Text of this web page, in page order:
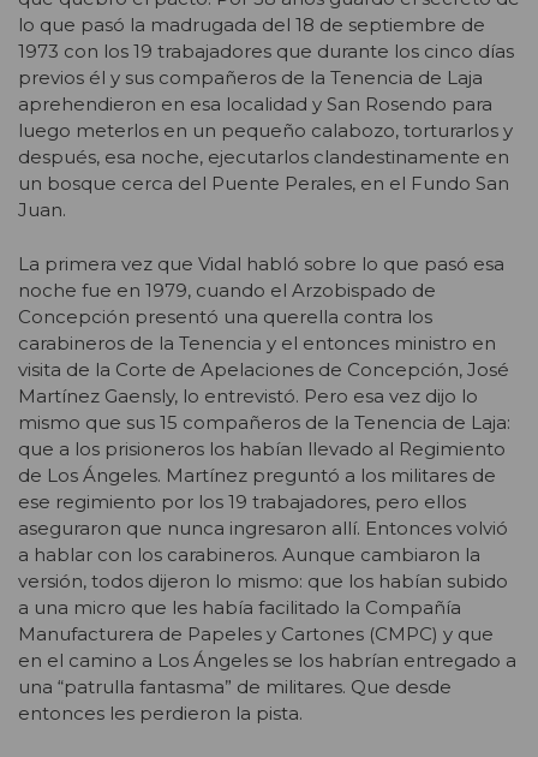
lo que pasó la madrugada del 18 de septiembre de
1973 con los 19 trabajadores que durante los cinco días
previos él y sus compañeros de la Tenencia de Laja
aprehendieron en esa localidad y San Rosendo para
luego meterlos en un pequeño calabozo, torturarlos y
después, esa noche, ejecutarlos clandestinamente en
un bosque cerca del Puente Perales, en el Fundo San
Juan.
La primera vez que Vidal habló sobre lo que pasó esa
noche fue en 1979, cuando el Arzobispado de
Concepción presentó una querella contra los
carabineros de la Tenencia y el entonces ministro en
visita de la Corte de Apelaciones de Concepción, José
Martínez Gaensly, lo entrevistó. Pero esa vez dijo lo
mismo que sus 15 compañeros de la Tenencia de Laja:
que a los prisioneros los habían llevado al Regimiento
de Los Ángeles. Martínez preguntó a los militares de
ese regimiento por los 19 trabajadores, pero ellos
aseguraron que nunca ingresaron allí. Entonces volvió
a hablar con los carabineros. Aunque cambiaron la
versión, todos dijeron lo mismo: que los habían subido
a una micro que les había facilitado la Compañía
Manufacturera de Papeles y Cartones (CMPC) y que
en el camino a Los Ángeles se los habrían entregado a
una “patrulla fantasma” de militares. Que desde
entonces les perdieron la pista.